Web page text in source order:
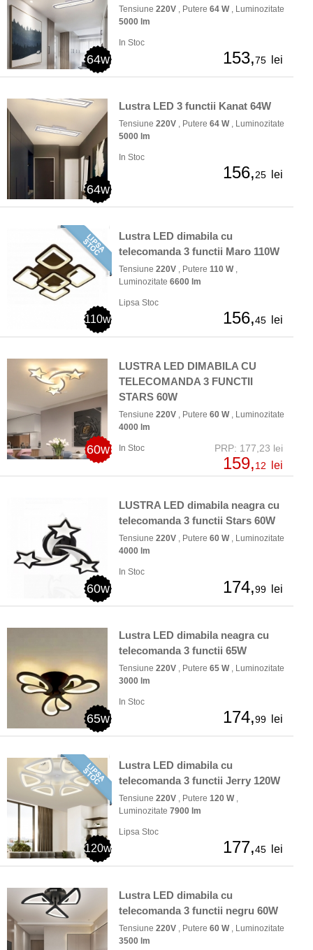
64w
Tensiune 220V , Putere 64 W, Luminozitate
5000 lm
In Stoc
153,75 lei
64w
Lustra LED 3 functii Kanat 64W
Tensiune 220V , Putere 64 W, Luminozitate
5000 lm
In Stoc
156,25 lei
110w
Lustra LED dimabila cu
telecomanda 3 functii Maro 110W
Tensiune 220V , Putere 110 W,
Luminozitate 6600 lm
Lipsa Stoc
156,45 lei
60w
LUSTRA LED DIMABILA CU
TELECOMANDA 3 FUNCTII
STARS 60W
Tensiune 220V , Putere 60 W, Luminozitate
4000 lm
In Stoc PRP: 177,23 lei
159,12 lei
60w
LUSTRA LED dimabila neagra cu
telecomanda 3 functii Stars 60W
Tensiune 220V , Putere 60 W, Luminozitate
4000 lm
In Stoc
174,99 lei
65w
Lustra LED dimabila neagra cu
telecomanda 3 functii 65W
Tensiune 220V , Putere 65 W, Luminozitate
3000 lm
In Stoc
174,99 lei
120w
Lustra LED dimabila cu
telecomanda 3 functii Jerry 120W
Tensiune 220V , Putere 120 W,
Luminozitate 7900 lm
Lipsa Stoc
177,45 lei
Lustra LED dimabila cu
telecomanda 3 functii negru 60W
Tensiune 220V , Putere 60 W, Luminozitate
3500 lm